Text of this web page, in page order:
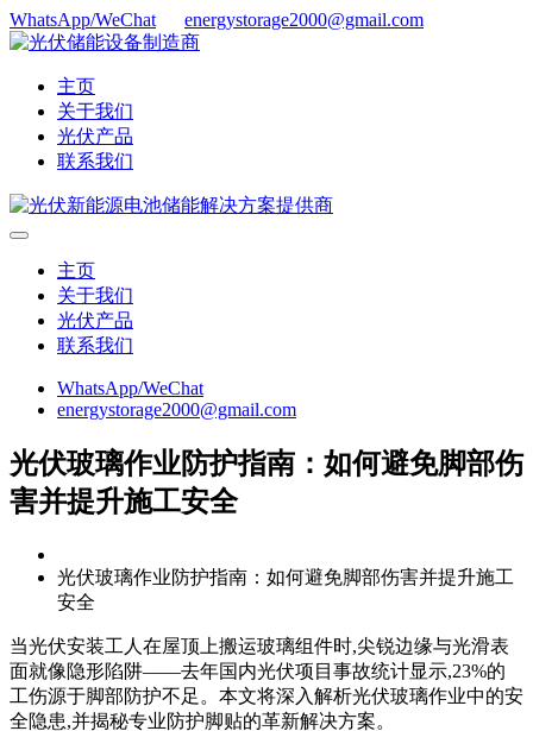
WhatsApp/WeChat energystorage2000@gmail.com
主页
关于我们
光伏产品
联系我们
主页
关于我们
光伏产品
联系我们
WhatsApp/WeChat
energystorage2000@gmail.com
光伏玻璃作业防护指南：如何避免脚部伤
害并提升施工安全
光伏玻璃作业防护指南：如何避免脚部伤害并提升施工
安全
当光伏安装工人在屋顶上搬运玻璃组件时,尖锐边缘与光滑表
面就像隐形陷阱——去年国内光伏项目事故统计显示,23%的
工伤源于脚部防护不足。本文将深入解析光伏玻璃作业中的安
全隐患,并揭秘专业防护脚贴的革新解决方案。